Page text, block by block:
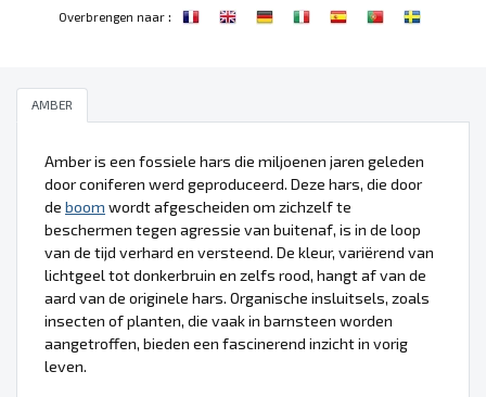
Overbrengen naar:
AMBER
Amber is een fossiele hars die miljoenen jaren geleden
door coniferen werd geproduceerd. Deze hars, die door
de boom wordt afgescheiden om zichzelf te
beschermen tegen agressie van buitenaf, is in de loop
van de tijd verhard en versteend. De kleur, variërend van
lichtgeel tot donkerbruin en zelfs rood, hangt af van de
aard van de originele hars. Organische insluitsels, zoals
insecten of planten, die vaak in barnsteen worden
aangetroffen, bieden een fascinerend inzicht in vorig
leven.